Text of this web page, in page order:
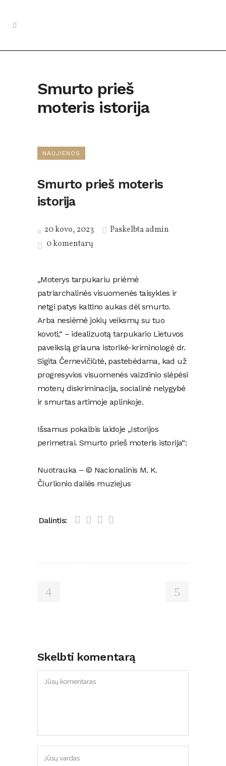
Smurto prieš
moteris istorija
NAUJIENOS
Smurto prieš moteris
istorija
20 kovo, 2023 Paskelbtaadmin
0 komentarų
„Moterys tarpukariu priėmė
patriarchalinės visuomenės taisykles ir
netgi patys kaltino aukas dėl smurto.
Arba nesiėmė jokių veiksmų su tuo
kovoti,“ – idealizuotą tarpukario Lietuvos
paveikslą griauna istorikė-kriminologė dr.
Sigita Černevičiūtė, pastebėdama, kad už
progresyvios visuomenės vaizdinio slėpėsi
moterų diskriminacija, socialinė nelygybė
ir smurtas artimoje aplinkoje.
Išsamus pokalbis laidoje „Istorijos
perimetrai. Smurto prieš moteris istorija“:
Nuotrauka – © Nacionalinis M. K.
Čiurlionio dailės muziejus
Dalintis:
Skelbti komentarą